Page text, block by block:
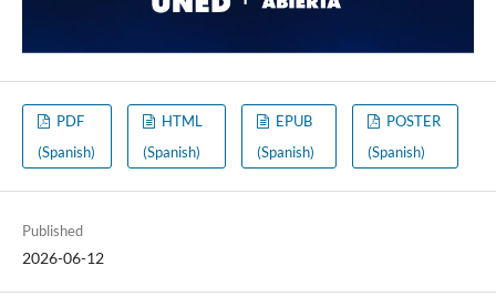
PDF
(Spanish)
HTML
(Spanish)
EPUB
(Spanish)
POSTER
(Spanish)
Published
2026-06-12